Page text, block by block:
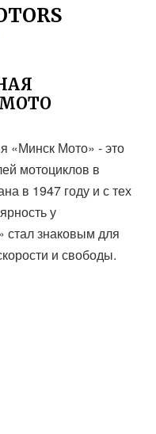
«Минск Мото» - это
мотоциклов в
в 1947 году и с тех
у
стал знаковым для
и свободы.